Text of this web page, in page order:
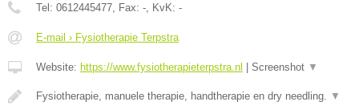
Tel: 0612445477 , Fax: - , KvK: -
E-mail › Fysiotherapie Terpstra
Website: https://www.fysiotherapieterpstra.nl Screenshot ▼
Fysiotherapie, manuele therapie, handtherapie en dry needling. ▼